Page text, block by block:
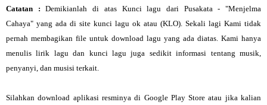
Catatan : Demikianlah di atas Kunci lagu dari Pusakata - "Menjelma
Cahaya" yang ada di site kunci lagu ok atau (KLO). Sekali lagi Kami tidak
pernah membagikan file untuk download lagu yang ada diatas. Kami hanya
menulis lirik lagu dan kunci lagu juga sedikit informasi tentang musik,
penyanyi, dan musisi terkait.
Silahkan download aplikasi resminya di Google Play Store atau jika kalian